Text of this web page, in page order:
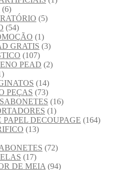
(6)
(5)
(54)
(1)
GRATIS (3)
(107)
PEAD (2)
(14)
PEÇAS (73)
(16)
(1)
DECOUPAGE (164)
(13)
(72)
(17)
DE MEIA (94)